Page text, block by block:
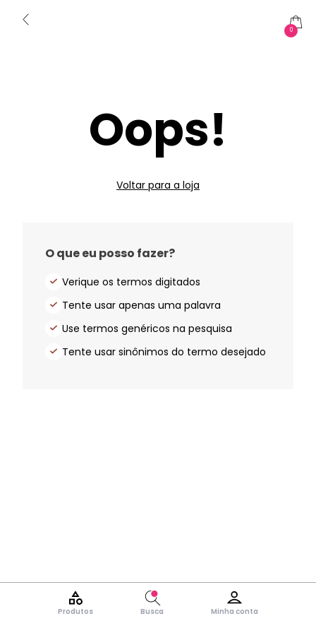
0
Produtos Busca Minha conta
Oops!
Voltar para a loja
O que eu posso fazer?
Verique os termos digitados
Tente usar apenas uma palavra
Use termos genéricos na pesquisa
Tente usar sinônimos do termo desejado